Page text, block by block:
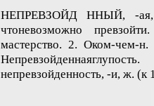
НЕПРЕВЗОЙД ННЫЙ, -ая,
чтоневозможно
мастерство. 2. Оком-чем-н.
непревзойденность, -и, ж. (к